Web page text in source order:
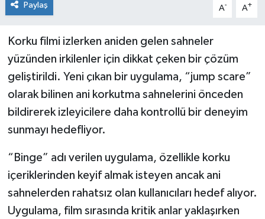
Paylaş A- A+
Korku filmi izlerken aniden gelen sahneler
yüzünden irkilenler için dikkat çeken bir çözüm
geliştirildi. Yeni çıkan bir uygulama, “jump scare”
olarak bilinen ani korkutma sahnelerini önceden
bildirerek izleyicilere daha kontrollü bir deneyim
sunmayı hedefliyor.
“Binge” adı verilen uygulama, özellikle korku
içeriklerinden keyif almak isteyen ancak ani
sahnelerden rahatsız olan kullanıcıları hedef alıyor.
Uygulama, film sırasında kritik anlar yaklaşırken